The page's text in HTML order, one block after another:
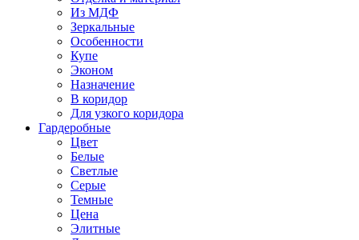
Из МДФ
Зеркальные
Особенности
Купе
Эконом
Назначение
В коридор
Для узкого коридора
Гардеробные
Цвет
Белые
Светлые
Серые
Темные
Цена
Элитные